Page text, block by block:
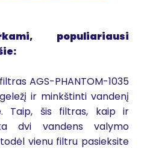
populiariausi
AGS-PHANTOM-1035
ir minkštinti vandenį
Taip, šis filtras, kaip ir
dvi vandens valymo
vienu filtru pasieksite